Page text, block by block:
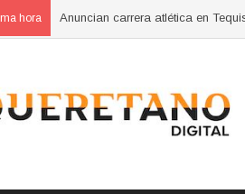
hora SSPM de San Juan del Río